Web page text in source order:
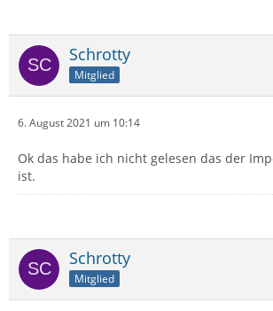
Schrotty
Mitglied
6. August 2021 um 10:14
Ok das habe ich nicht gelesen das der
ist.
Schrotty
Mitglied